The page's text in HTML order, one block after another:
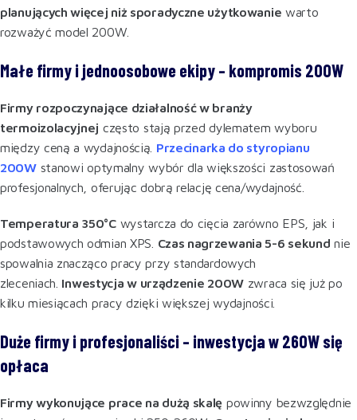
planujących więcej niż sporadyczne użytkowanie warto
rozważyć model 200W.
Małe firmy i jednoosobowe ekipy – kompromis 200W
Firmy rozpoczynające działalność w branży
termoizolacyjnej często stają przed dylematem wyboru
między ceną a wydajnością. Przecinarka do styropianu
200Wstanowi optymalny wybór dla większości zastosowań
profesjonalnych, oferując dobrą relację cena/wydajność.
Temperatura 350°Cwystarcza do cięcia zarówno EPS, jak i
podstawowych odmian XPS. Czas nagrzewania 5-6 sekund nie
spowalnia znacząco pracy przy standardowych
zleceniach. Inwestycja w urządzenie 200W zwraca się już po
kilku miesiącach pracy dzięki większej wydajności.
Duże firmy i profesjonaliści – inwestycja w 260W się
opłaca
Firmy wykonujące prace na dużą skalę powinny bezwzględnie